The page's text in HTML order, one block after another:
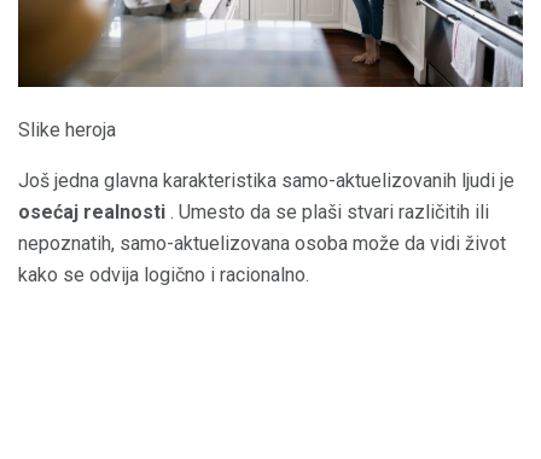
Slike heroja
Još jedna glavna karakteristika samo-aktuelizovanih ljudi je
osećaj realnosti . Umesto da se plaši stvari različitih ili
nepoznatih, samo-aktuelizovana osoba može da vidi život
kako se odvija logično i racionalno.